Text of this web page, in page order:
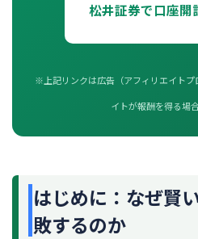
松井証券で口座
※上記リンクは広告（アフィリエイトプ
イトが報酬を得る場
はじめに：なぜ賢
敗するのか